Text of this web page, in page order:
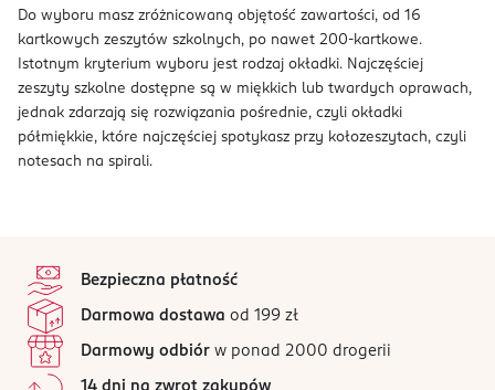
Do wyboru masz zróżnicowaną objętość zawartości, od 16
kartkowych zeszytów szkolnych, po nawet 200-kartkowe.
Istotnym kryterium wyboru jest rodzaj okładki. Najczęściej
zeszyty szkolne dostępne są w miękkich lub twardych oprawach,
jednak zdarzają się rozwiązania pośrednie, czyli okładki
półmiękkie, które najczęściej spotykasz przy kołozeszytach, czyli
notesach na spirali.
Bezpieczna płatność
Darmowa dostawa od 199 zł
Darmowy odbiór w ponad 2000 drogerii
14 dni na zwrot zakupów